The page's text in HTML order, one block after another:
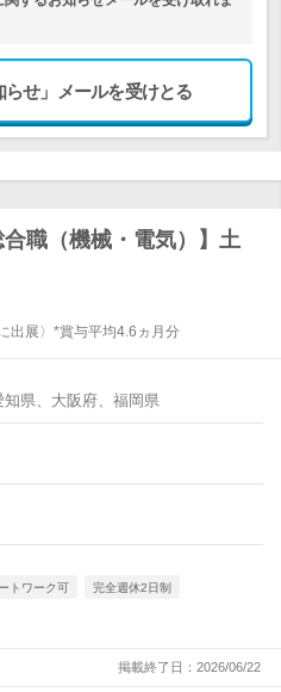
せ」メールを受けとる
職（機械・電気）】土
出展〉*賞与平均4.6ヵ月分
県、大阪府、福岡県
トワーク可 完全週休2日制
掲載終了日：2026/06/22